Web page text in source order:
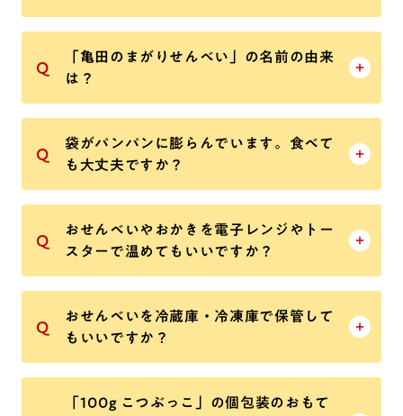
「亀田のまがりせんべい」の名前の由来
は？
袋がパンパンに膨らんでいます。食べて
も大丈夫ですか？
おせんべいやおかきを電子レンジやトー
スターで温めてもいいですか？
おせんべいを冷蔵庫・冷凍庫で保管して
もいいですか？
「100g こつぶっこ」の個包装のおもて